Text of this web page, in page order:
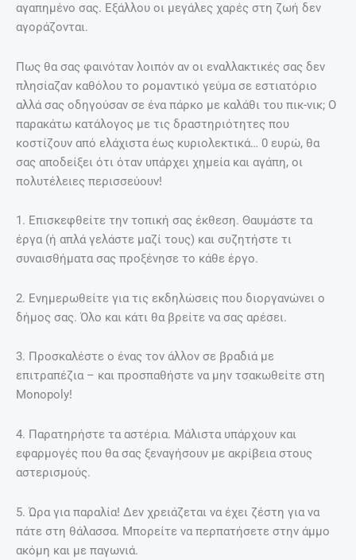
αγαπημένο σας. Εξάλλου οι μεγάλες χαρές στη ζωή δεν
αγοράζονται.
Πως θα σας φαινόταν λοιπόν αν οι εναλλακτικές σας δεν
πλησίαζαν καθόλου το ρομαντικό γεύμα σε εστιατόριο
αλλά σας οδηγούσαν σε ένα πάρκο με καλάθι του πικ-νικ; Ο
παρακάτω κατάλογος με τις δραστηριότητες που
κοστίζουν από ελάχιστα έως κυριολεκτικά… 0 ευρώ, θα
σας αποδείξει ότι όταν υπάρχει χημεία και αγάπη, οι
πολυτέλειες περισσεύουν!
1. Επισκεφθείτε την τοπική σας έκθεση. Θαυμάστε τα
έργα (ή απλά γελάστε μαζί τους) και συζητήστε τι
συναισθήματα σας προξένησε το κάθε έργο.
2. Ενημερωθείτε για τις εκδηλώσεις που διοργανώνει ο
δήμος σας. Όλο και κάτι θα βρείτε να σας αρέσει.
3. Προσκαλέστε ο ένας τον άλλον σε βραδιά με
επιτραπέζια – και προσπαθήστε να μην τσακωθείτε στη
Monopoly!
4. Παρατηρήστε τα αστέρια. Μάλιστα υπάρχουν και
εφαρμογές που θα σας ξεναγήσουν με ακρίβεια στους
αστερισμούς.
5. Ώρα για παραλία! Δεν χρειάζεται να έχει ζέστη για να
πάτε στη θάλασσα. Μπορείτε να περπατήσετε στην άμμο
ακόμη και με παγωνιά.